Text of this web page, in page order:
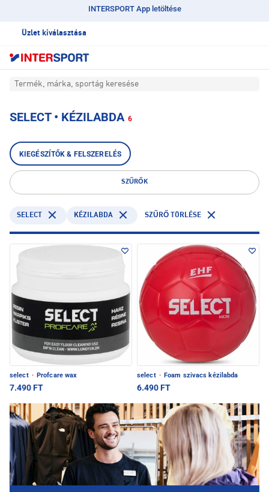
INTERSPORT App letöltése
Üzlet kiválasztása
Termék, márka, sportág keresése
SELECT • KÉZILABDA 6
KIEGÉSZÍTŐK & FELSZERELÉS
SZŰRŐK
SELECT KÉZILABDA SZŰRŐ TÖRLÉSE
select · Profcare wax
7.490 FT
select · Foam szivacs kézilabda
6.490 FT